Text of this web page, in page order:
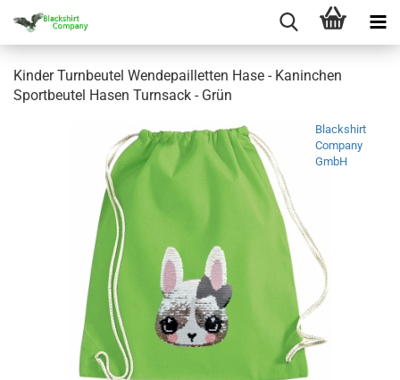
Kinder Turnbeutel Wendepailletten Hase - Kaninchen
Sportbeutel Hasen Turnsack - Grün
Blackshirt
Company
GmbH